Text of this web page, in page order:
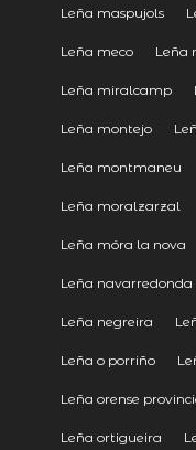
Leña maspujols
Leña meco Leña
Leña miralcamp
Leña montejo
Leña montmaneu
Leña moralzarzal
Leña móra la nova
Leña
Leña negreira
Leña o porriño
Leña orense
Leña ortigueira